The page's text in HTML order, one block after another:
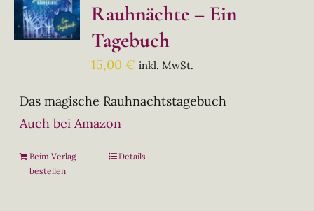
Rauhnächte – Ein
Tagebuch
15,00€ inkl. MwSt.
Das magische Rauhnachtstagebuch
Auch bei Amazon
Beim Verlag
bestellen
Details